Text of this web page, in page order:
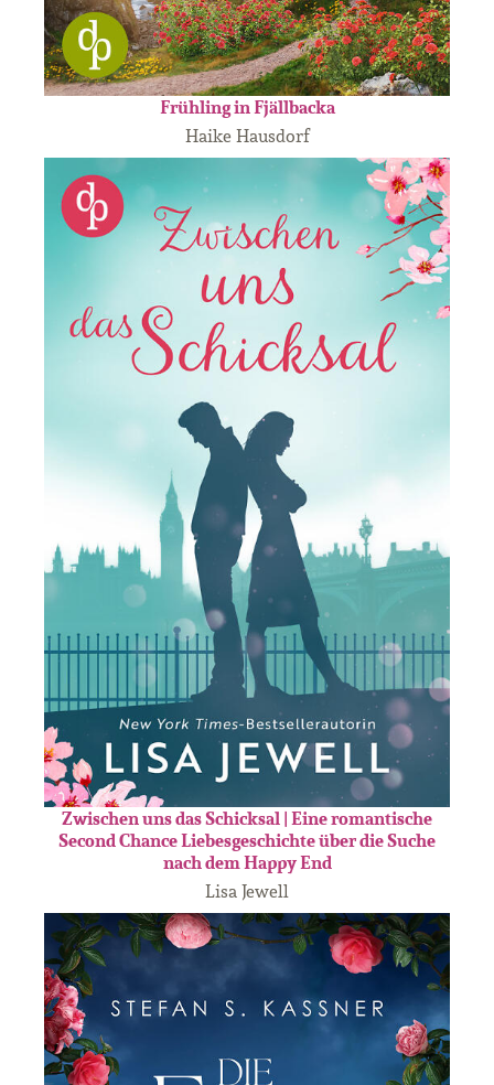
Frühling in Fjällbacka
Haike Hausdorf
Zwischen uns das Schicksal | Eine romantische
Second Chance Liebesgeschichte über die Suche
nach dem Happy End
Lisa Jewell